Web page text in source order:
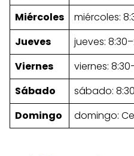
Miércoles
miércoles:
Jueves
jueves:
Viernes
viernes:
Sábado
sábado:
Domingo
domingo: